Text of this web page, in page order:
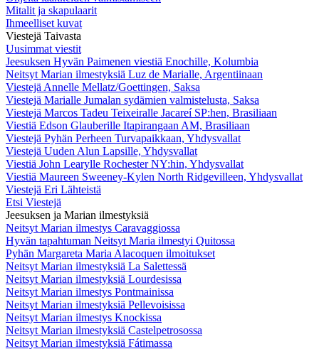
Mitalit ja skapulaarit
Ihmeelliset kuvat
Viestejä Taivasta
Uusimmat viestit
Jeesuksen Hyvän Paimenen viestiä Enochille, Kolumbia
Neitsyt Marian ilmestyksiä Luz de Marialle, Argentiinaan
Viestejä Annelle Mellatz/Goettingen, Saksa
Viestejä Marialle Jumalan sydämien valmistelusta, Saksa
Viestejä Marcos Tadeu Teixeiralle Jacareí SP:hen, Brasiliaan
Viestiä Edson Glauberille Itapirangaan AM, Brasiliaan
Viestejä Pyhän Perheen Turvapaikkaan, Yhdysvallat
Viestejä Uuden Alun Lapsille, Yhdysvallat
Viestiä John Learylle Rochester NY:hin, Yhdysvallat
Viestiä Maureen Sweeney-Kylen North Ridgevilleen, Yhdysvallat
Viestejä Eri Lähteistä
Etsi Viestejä
Jeesuksen ja Marian ilmestyksiä
Neitsyt Marian ilmestys Caravaggiossa
Hyvän tapahtuman Neitsyt Maria ilmestyi Quitossa
Pyhän Margareta Maria Alacoquen ilmoitukset
Neitsyt Marian ilmestyksiä La Salettessä
Neitsyt Marian ilmestyksiä Lourdesissa
Neitsyt Marian ilmestys Pontmainissa
Neitsyt Marian ilmestyksiä Pellevoisissa
Neitsyt Marian ilmestys Knockissa
Neitsyt Marian ilmestyksiä Castelpetrosossa
Neitsyt Marian ilmestyksiä Fátimassa